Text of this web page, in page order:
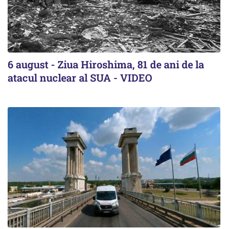
6 august - Ziua Hiroshima, 81 de ani de la
atacul nuclear al SUA - VIDEO